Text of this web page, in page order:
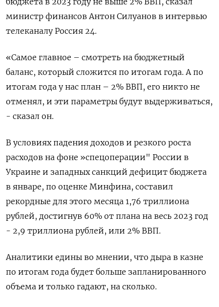
министр финансов Антон Силуанов в интервью
телеканалу Россия 24.
«Самое главное – смотреть на бюджетный
баланс, который сложится по итогам года. А по
итогам года у нас план – 2% ВВП, его никто не
отменял, и эти параметры будут выдерживаться,
- сказал он.
В условиях падения доходов и резкого роста
расходов на фоне »спецоперации" России в
Украине и западных санкций дефицит бюджета
в январе, по оценке Минфина, составил
рекордные для этого месяца 1,76 триллиона
рублей, достигнув 60% от плана на весь 2023 год
- 2,9 триллиона рублей, или 2% ВВП.
Аналитики едины во мнении, что дыра в казне
по итогам года будет больше запланированного
объема и только гадают, на сколько.